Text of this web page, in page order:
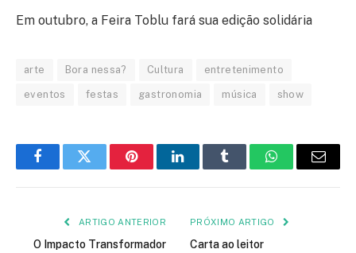
Em outubro, a Feira Toblu fará sua edição solidária
arte Bora nessa? Cultura entretenimento
eventos festas gastronomia música show
FacebookTwitter PinterestLinkedInTumblr WhatsApp
E-
ARTIGO ANTERIOR
O Impacto Transformador
PRÓXIMO ARTIGO
Carta ao leitor